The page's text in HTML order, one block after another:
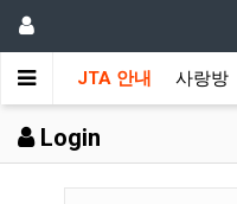
JTA 안내 사랑방
Login